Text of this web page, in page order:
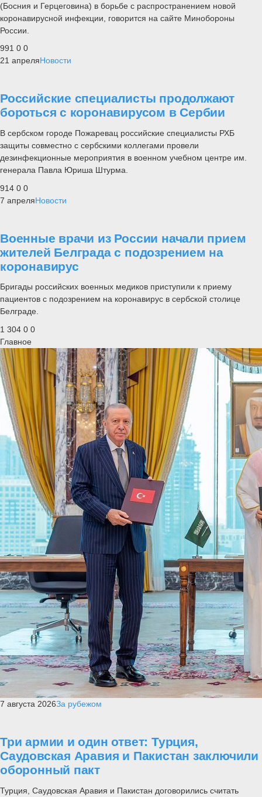
(Босния и Герцеговина) в борьбе с распространением новой
коронавирусной инфекции, говорится на сайте Минобороны
России.
991 0 0
21 апреляНовости
Российские специалисты продолжают
бороться с коронавирусом в Сербии
В сербском городе Пожаревац российские специалисты РХБ
защиты совместно с сербскими коллегами провели
дезинфекционные мероприятия в военном учебном центре им.
генерала Павла Юриша Штурма.
914 0 0
7 апреляНовости
Военные врачи из России начали прием
жителей Белграда с подозрением на
коронавирус
Бригады российских военных медиков приступили к приему
пациентов с подозрением на коронавирус в сербской столице
Белграде.
1 304 0 0
Главное
7 августа 2026За рубежом
Три армии и один ответ: Турция,
Саудовская Аравия и Пакистан заключили
оборонный пакт
Турция, Саудовская Аравия и Пакистан договорились считать